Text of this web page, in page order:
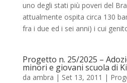
uno degli stati più poveri del
attualmente ospita circa 130
fra i due ed i sei anni) i cui
Progetto n. 25/2025 –
minori e giovani scuola di
da ambra | Set 13, 2011 |